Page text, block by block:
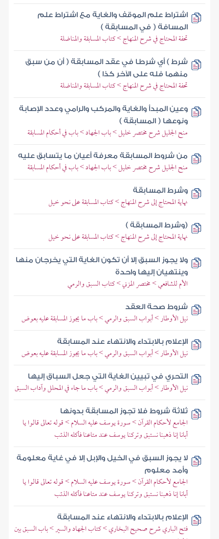
اشتراط علم الموقف والغاية مع اشتراط علم
المسافة ( في المسابقة )
تحفة المحتاج في شرح المنهاج > كتاب المسابقة والمناضلة
شرط ) أي شرطا في عقد المسابقة ( أن من سبق
منهما فله على الآخر كذا )
تحفة المحتاج في شرح المنهاج > كتاب المسابقة والمناضلة
وعين المبدأ والغاية والمركب والرامي وعدد الإصابة
ونوعها ( المسابقة )
منح الجليل شرح مختصر خليل > باب الجهاد > باب في أحكام المسابقة
من شروط المسابقة معرفة أعيان ما يتسابق عليه
منح الجليل شرح مختصر خليل > باب الجهاد > باب في أحكام المسابقة
وشرط المسابقة
نهاية المحتاج إلى شرح المنهاج > كتاب المسابقة على نحو خيل
(وشرط المسابقة )
نهاية المحتاج إلى شرح المنهاج > كتاب المسابقة على نحو خيل
ولا يجوز السبق إلا أن تكون الغاية التي يخرجان منها
وينتهيان إليها واحدة
الأم للشافعي > مختصر المزني > كتاب السبق والرمي
شروط صحة العقد
نيل الأوطار > أبواب السبق والرمي > باب ما يجوز المسابقة عليه بعوض
الإعلام بالابتداء والانتهاء عند المسابقة
نيل الأوطار > أبواب السبق والرمي > باب ما يجوز المسابقة عليه بعوض
التحري في تبيين الغاية التي جعل السباق إليها
نيل الأوطار > أبواب السبق والرمي > باب ما جاء في المحلل وآداب السبق
ثلاثة شروط فلا تجوز المسابقة بدونها
الجامع لأحكام القرآن > سورة يوسف عليه السلام > قوله تعالى قالوا يا
أبانا إنا ذهبنا نستبق وتركنا يوسف عند متاعنا فأكله الذئب
لا يجوز السبق في الخيل والإبل إلا في غاية معلومة
وأمد معلوم
الجامع لأحكام القرآن > سورة يوسف عليه السلام > قوله تعالى قالوا يا
أبانا إنا ذهبنا نستبق وتركنا يوسف عند متاعنا فأكله الذئب
الإعلام بالابتداء والانتهاء عند المسابقة
فتح الباري شرح صحيح البخاري > كتاب الجهاد والسير > باب السبق بين